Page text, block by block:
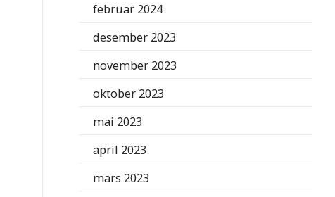
februar 2024
desember 2023
november 2023
oktober 2023
mai 2023
april 2023
mars 2023